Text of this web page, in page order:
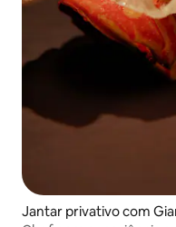
Jantar privativo com